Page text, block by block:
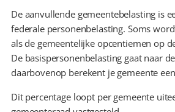
De aanvullende gemeentebelasting is
federale personenbelasting. Soms
als de gemeentelijke opcentiemen op
De basispersonenbelasting gaat naar
daarbovenop berekent je gemeente
Dit percentage loopt per gemeente